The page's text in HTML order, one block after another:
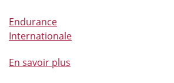
Endurance
Internationale
En savoir plus